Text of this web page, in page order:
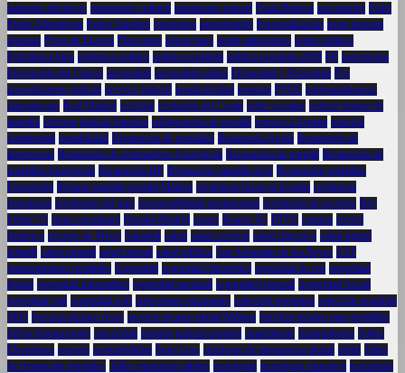
patinetes eléctricos patrimonio cultural patrimonio natural Paula Badosa paz interior Pedri
Pedro Almodóvar Pedro Sánchez pensiones periodontitis Personalización peste porcina
africana Picos de Europa Placa base placas base poder adquisitivo poder político
Policlínica Alen polémica política política española política española 2026 PP prevención
Prevención del Cáncer privacidad privacidad online Privacidad y Seguridad Pro
procedimiento judicial proceso judicial productividad protesta PSOE quebrantahuesos
ransomware Real Madrid reciclaje recitación del Corán redes sociales reducir tiempo de
pantalla reforma judicial Sánchez refrigeración de portátil regreso a España relación
sentimental rentabilidad Reparacion de portátiles Reparación Apple Reparación de
impresoras Reparación de ordenadores Fuengirola Reparación de portátil Reparación de
portátiles Fuengirola Reparación HP Reparación pantalla Acer Reparación portátiles
Fuengirola Reparar pantalla portátil Málaga residencia fiscal en España resiliencia
resistencia resolución del juez responsabilidad institucional revelación de secretos Rey
Felipe VI ritmo circadiano Rosalía Madrid router Router 4G RTVE ruptura récord
histórico récords de Messi Sabadell salud salud cerebral salud digestiva salud digital
infantil salud infantil salud mental salud pública San Sebastián de los Reyes SAT
mantenimiento portátiles Seguridad seguridad cibernética seguridad de red seguridad
digital seguridad informática seguridad nacional seguridad regional Seguridad Social
seguridad vial seguridad wifi selecciones nacionales selección argentina selección española
SEO Servicio técnico Asus servicio técnico dental Málaga Servicio técnico para portátiles
Silvia Intxaurrondo sinceridad sistema judicial español smartphone Smartphones Soltec
Electrónica soporte sostenibilidad Stop-Loss síndrome de abstinencia digital tablet Taller
de reparación portátiles Taller reparación tablets tecnología tecnología educativa tecnología